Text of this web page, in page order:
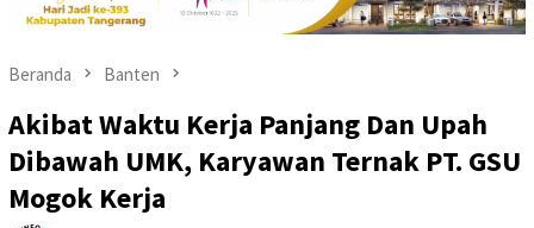
Beranda Banten
Akibat Waktu Kerja Panjang Dan Upah
Dibawah UMK, Karyawan Ternak PT. GSU
Mogok Kerja